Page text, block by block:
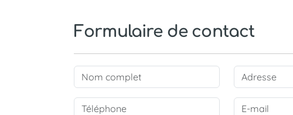
Formulaire de contact